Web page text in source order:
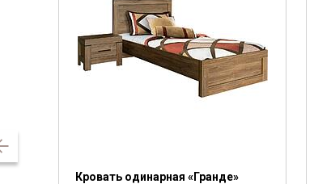
Кровать одинарная «Гранде»